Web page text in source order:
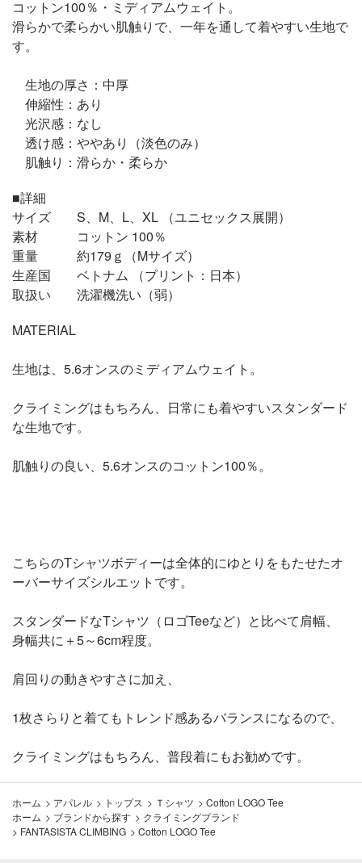
コットン100％・ミディアムウェイト。
滑らかで柔らかい肌触りで、一年を通して着やすい生地で
す。
生地の厚さ：中厚
伸縮性：あり
光沢感：なし
透け感：ややあり（淡色のみ）
肌触り：滑らか・柔らか
■詳細
サイズ S、M、L、XL （ユニセックス展開）
素材 コットン 100％
重量 約179ｇ（Mサイズ）
生産国 ベトナム （プリント：日本）
取扱い 洗濯機洗い（弱）
MATERIAL
生地は、5.6オンスのミディアムウェイト。
クライミングはもちろん、日常にも着やすいスタンダード
な生地です。
肌触りの良い、5.6オンスのコットン100％。
こちらのTシャツボディーは全体的にゆとりをもたせたオ
ーバーサイズシルエットです。
スタンダードなTシャツ（ロゴTeeなど）と比べて肩幅、
身幅共に＋5～6cm程度。
肩回りの動きやすさに加え、
1枚さらりと着てもトレンド感あるバランスになるので、
クライミングはもちろん、普段着にもお勧めです。
ホーム > アパレル > トップス > Ｔシャツ > Cotton LOGO Tee
ホーム > ブランドから探す > クライミングブランド
> FANTASISTA CLIMBING > Cotton LOGO Tee